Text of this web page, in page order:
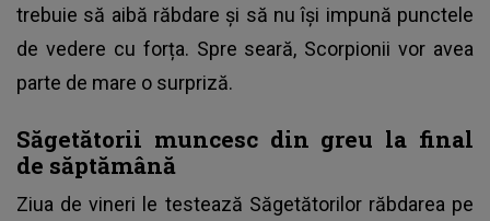
trebuie să aibă răbdare și să nu își impună punctele
de vedere cu forța. Spre seară, Scorpionii vor avea
parte de mare o surpriză.
Săgetătorii muncesc din greu la final
de săptămână
Ziua de vineri le testează Săgetătorilor răbdarea pe